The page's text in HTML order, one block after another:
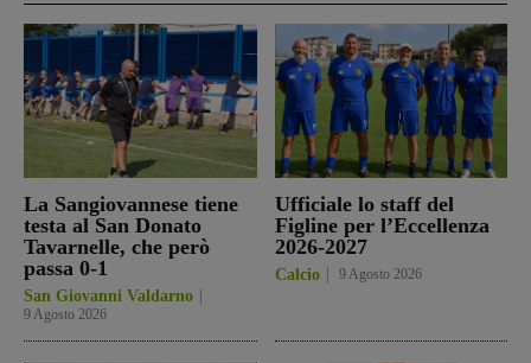
La Sangiovannese tiene
testa al San Donato
Tavarnelle, che però
passa 0-1
San Giovanni Valdarno
9 Agosto 2026
Ufficiale lo staff del
Figline per l’Eccellenza
2026-2027
Calcio 9 Agosto 2026